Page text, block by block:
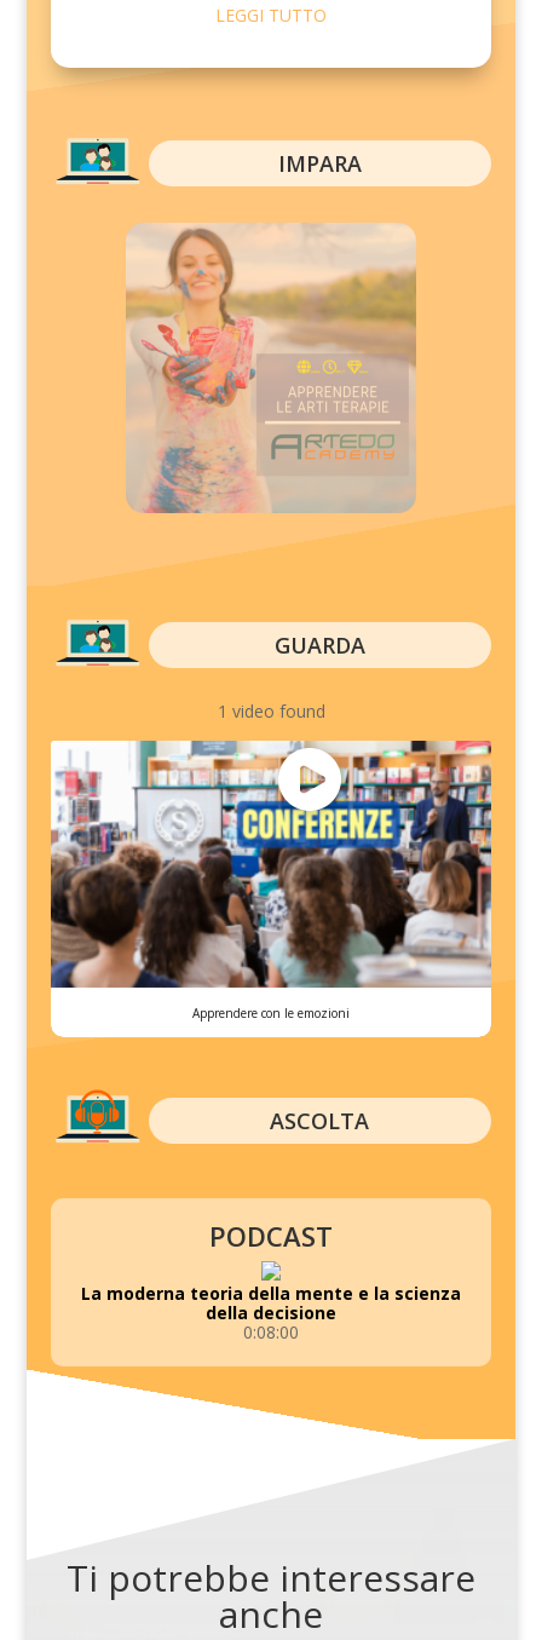
LEGGI TUTTO
IMPARA
GUARDA
1 video found
Apprendere con le emozioni
ASCOLTA
PODCAST
La moderna teoria della mente e la scienza
della decisione
0:08:00
Ti potrebbe interessare
anche